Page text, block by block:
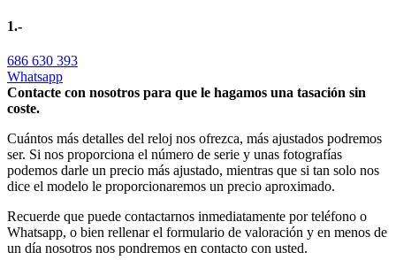
1.-
686 630 393
Whatsapp
Contacte con nosotros para que le hagamos una tasación sin
coste.
Cuántos más detalles del reloj nos ofrezca, más ajustados podremos
ser. Si nos proporciona el número de serie y unas fotografías
podemos darle un precio más ajustado, mientras que si tan solo nos
dice el modelo le proporcionaremos un precio aproximado.
Recuerde que puede contactarnos inmediatamente por teléfono o
Whatsapp, o bien rellenar el formulario de valoración y en menos de
un día nosotros nos pondremos en contacto con usted.